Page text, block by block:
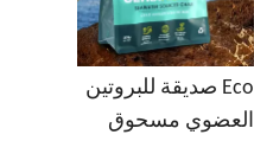
Eco صديقة للبروتين
العضوي مسحوق